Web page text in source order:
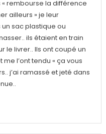
rembourse la différence
ailleurs » je leur
un sac plastique ou
ils étaient en train
le livrer.. Ils ont coupé un
l’ont tendu « ça vous
j’ai ramassé et jeté dans